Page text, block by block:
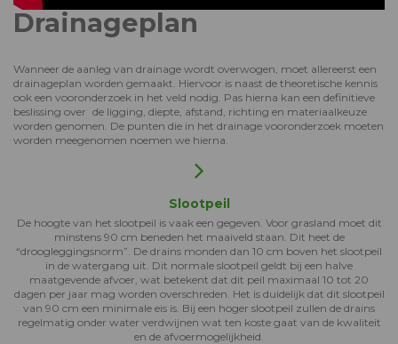
Drainageplan
Wanneer de aanleg van drainage wordt overwogen, moet allereerst een
drainageplan worden gemaakt. Hiervoor is naast de theoretische kennis
ook een vooronderzoek in het veld nodig. Pas hierna kan een definitieve
beslissing over de ligging, diepte, afstand, richting en materiaalkeuze
worden genomen. De punten die in het drainage vooronderzoek moeten
worden meegenomen noemen we hierna.
Slootpeil
De hoogte van het slootpeil is vaak een gegeven. Voor grasland moet dit
minstens 90 cm beneden het maaiveld staan. Dit heet de
“droogleggingsnorm”. De drains monden dan 10 cm boven het slootpeil
in de watergang uit. Dit normale slootpeil geldt bij een halve
maatgevende afvoer, wat betekent dat dit peil maximaal 10 tot 20
dagen per jaar mag worden overschreden. Het is duidelijk dat dit slootpeil
van 90 cm een minimale eis is. Bij een hoger slootpeil zullen de drains
regelmatig onder water verdwijnen wat ten koste gaat van de kwaliteit
en de afvoermogelijkheid.